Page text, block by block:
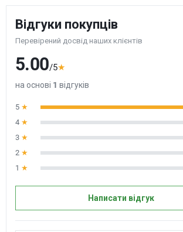
Відгуки покупців
Перевірений досвід наших клієнтів
5.00/5★
на основі 1 відгуків
5 ★
4 ★
3 ★
2 ★
1 ★
Написати відгук